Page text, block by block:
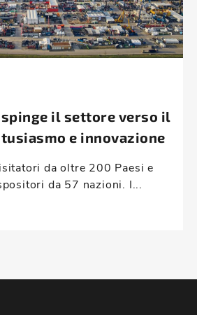
spinge il settore verso il
e innovazione
da oltre 200 Paesi e
da 57 nazioni. I...